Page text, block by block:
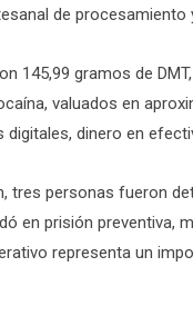
de
145,99 gramos de
valuados en
dinero en
tres personas fueron
en prisión preventiva,
representa un